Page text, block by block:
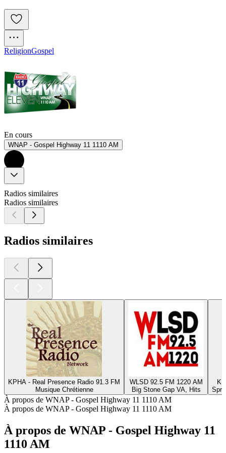
ReligionGospel
En cours
WNAP - Gospel Highway 11 1110 AM
Radios similaires
Radios similaires
Radios similaires
KPHA - Real Presence Radio 91.3 FM
Musique Chrétienne
WLSD 92.5 FM 1220 AM
Big Stone Gap VA, Hits
À propos de WNAP - Gospel Highway 11 1110 AM
À propos de WNAP - Gospel Highway 11 1110 AM
À propos de WNAP - Gospel Highway 11
1110 AM